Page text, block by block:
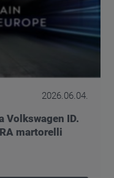
2026.06.04.
Volkswagen ID.
martorelli